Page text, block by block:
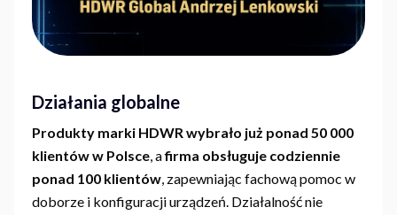
Działania globalne
Produkty marki HDWR wybrało już ponad 50 000
klientów w Polsce, afirma obsługuje codziennie
ponad 100 klientów, zapewniając fachową pomoc w
doborze i konfiguracji urządzeń. Działalność nie